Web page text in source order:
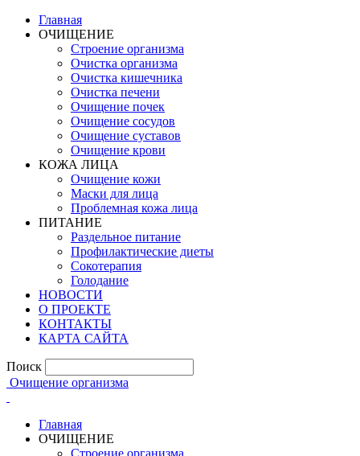
Главная
ОЧИЩЕНИЕ
Строение организма
Очистка организма
Очистка кишечника
Очистка печени
Очищение почек
Очищение сосудов
Очищение суставов
Очищение крови
КОЖА ЛИЦА
Очищение кожи
Маски для лица
Проблемная кожа лица
ПИТАНИЕ
Раздельное питание
Профилактические диеты
Сокотерапия
Голодание
НОВОСТИ
О ПРОЕКТЕ
КОНТАКТЫ
КАРТА САЙТА
Поиск
Очищение организма
Главная
ОЧИЩЕНИЕ
Строение организма